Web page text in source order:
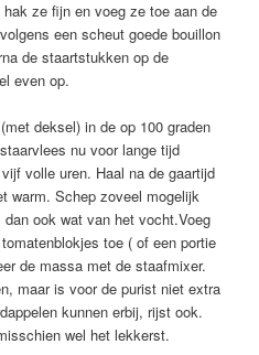
ze fijn en voeg ze toe aan de
een scheut goede bouillon
de staartstukken op de
even op.
deksel) in de op 100 graden
nu voor lange tijd
volle uren. Haal na de gaartijd
warm. Schep zoveel mogelijk
ook wat van het vocht.Voeg
toe ( of een portie
de massa met de staafmixer.
maar is voor de purist niet extra
kunnen erbij, rijst ook.
wel het lekkerst.